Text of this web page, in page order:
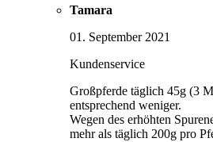
Tamara
01. September 2021
Kundenservice
Großpferde täglich 45g (3
entsprechend weniger.
Wegen des erhöhten
mehr als täglich 200g pro